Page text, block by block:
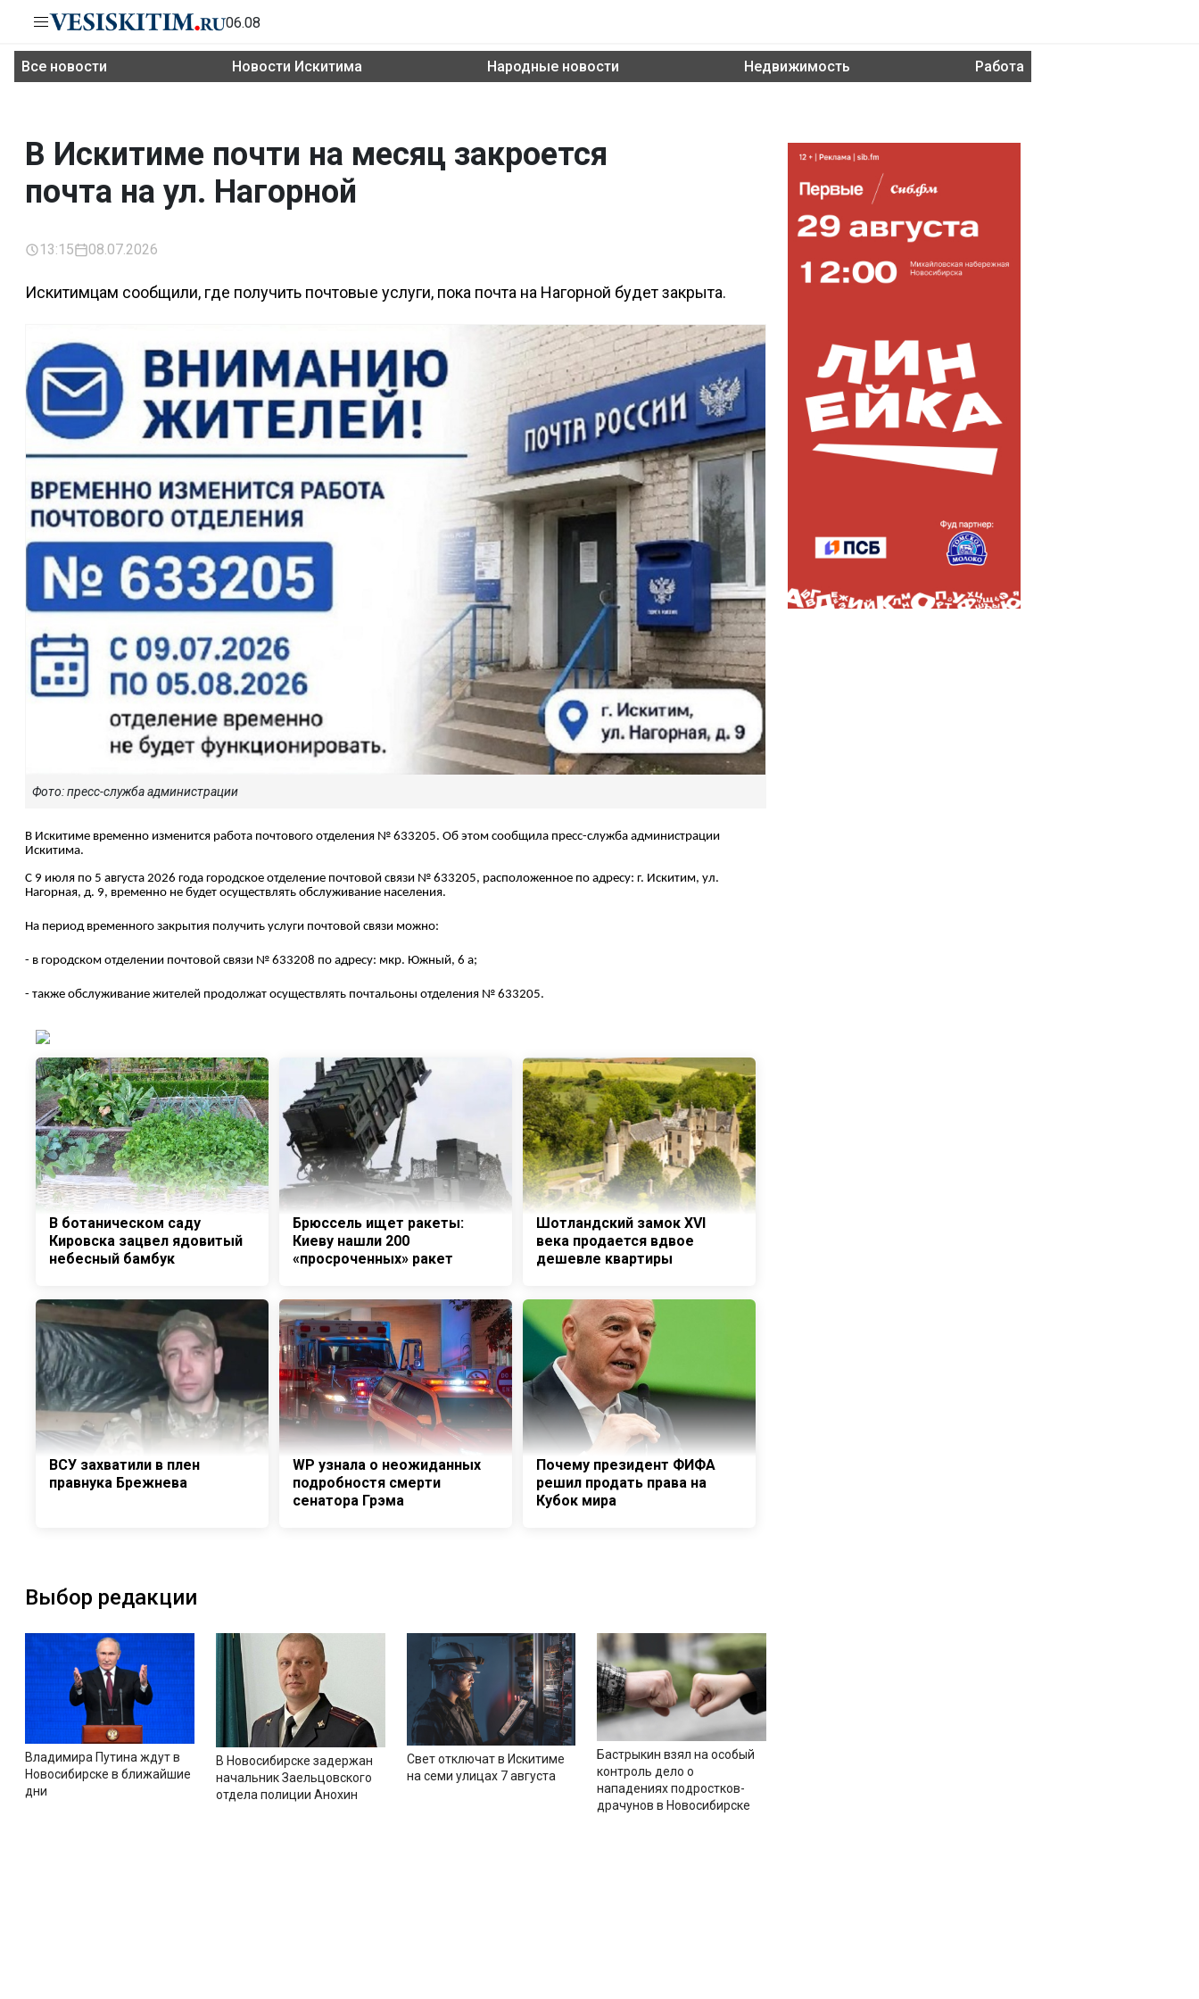
06.08
Все новости Новости Искитима Народные новости Недвижимость Работа
В Искитиме почти на месяц закроется
почта на ул. Нагорной
13:15 08.07.2026
Искитимцам сообщили, где получить почтовые услуги, пока почта на Нагорной будет закрыта.
Фото: пресс-служба администрации
В Искитиме временно изменится работа почтового отделения № 633205. Об этом сообщила пресс-служба администрации
Искитима.
С 9 июля по 5 августа 2026 года городское отделение почтовой связи № 633205, расположенное по адресу: г. Искитим, ул.
Нагорная, д. 9, временно не будет осуществлять обслуживание населения.
На период временного закрытия получить услуги почтовой связи можно:
- в городском отделении почтовой связи № 633208 по адресу: мкр. Южный, 6 а;
- также обслуживание жителей продолжат осуществлять почтальоны отделения № 633205.
В ботаническом саду
Кировска зацвел ядовитый
небесный бамбук
Брюссель ищет ракеты:
Киеву нашли 200
«просроченных» ракет
Шотландский замок XVI
века продается вдвое
дешевле квартиры
ВСУ захватили в плен
правнука Брежнева
WP узнала о неожиданных
подробностя смерти
сенатора Грэма
Почему президент ФИФА
решил продать права на
Кубок мира
Выбор редакции
Владимира Путина ждут в
Новосибирске в ближайшие
дни
В Новосибирске задержан
начальник Заельцовского
отдела полиции Анохин
Свет отключат в Искитиме
на семи улицах 7 августа
Бастрыкин взял на особый
контроль дело о
нападениях подростков-
драчунов в Новосибирске